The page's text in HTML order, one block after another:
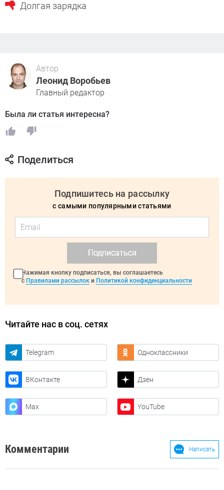
Долгая зарядка
Автор
Леонид Воробьев
Главный редактор
Была ли статья интересна?
Поделиться
Подпишитесь на рассылку
с самыми популярными статьями
Подписаться
Нажимая кнопку подписаться, вы соглашаетесь
с Правилами рассылок и Политикой конфиденциальности
Читайте нас в соц. сетях
Telegram Одноклассники
ВКонтакте Дзен
Max YouTube
Комментарии Написать